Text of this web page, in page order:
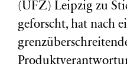
(UFZ) Leipzig zu
geforscht, hat nach